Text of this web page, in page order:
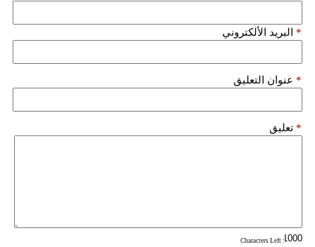
البريد الألكتروني *
عنوان التعليق *
تعليق *
: Characters Left